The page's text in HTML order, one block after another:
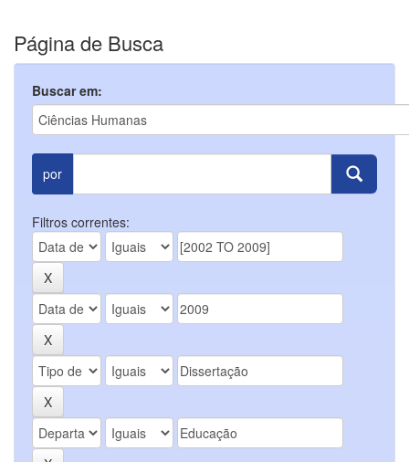
Página de Busca
Buscar em:
por
Filtros correntes: